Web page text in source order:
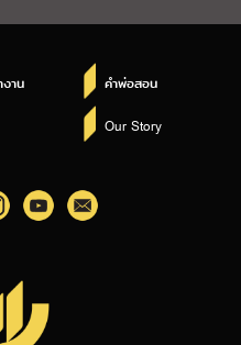
งาน คำพ่อสอน
Our Story